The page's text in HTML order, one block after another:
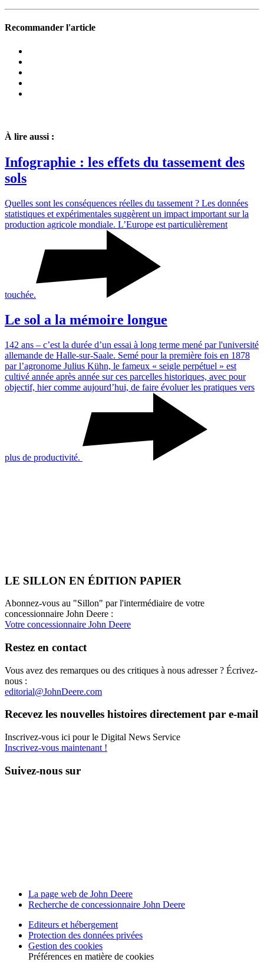
Recommander l'article
À lire aussi :
Info­gra­phie : les effets du tasse­ment des
sols
Quelles sont les consé­quences réelles du tasse­ment ? Les données
statis­tiques et expé­ri­men­tales suggèrent un impact impor­tant sur la
produc­tion agri­cole mondiale. L’Europe est parti­cu­liè­re­ment
touchée.
Le sol a la mémoire longue
142 ans – c’est la durée d’un essai à long terme mené par l'université
alle­mande de Halle-sur-Saale. Semé pour la première fois en 1878
par l’agronome Julius Kühn, le fameux « seigle perpé­tuel » est
cultivé année après année sur ces parcelles histo­riques, avec pour
objectif, hier comme aujourd’hui, de faire évoluer les pratiques vers
plus de produc­ti­vité.
LE SILLON EN ÉDITION PAPIER
Abonnez-vous au "Sillon" par l'intermédiaire de votre
concessionnaire John Deere :
Votre concessionnaire John Deere
Restez en contact
Vous avez des remarques ou des critiques à nous adresser ? Écrivez-
nous :
editorial@JohnDeere.com
Recevez les nouvelles histoires direc­te­ment par e-mail
Inscrivez-vous ici pour le Digital News Service
Inscrivez-vous maintenant !
Suivez-nous sur
La page web de John Deere
Recherche de conces­sion­naire John Deere
Editeurs et héber­ge­ment
Protec­tion des données privées
Gestion des cookies
Préférences en matière de cookies